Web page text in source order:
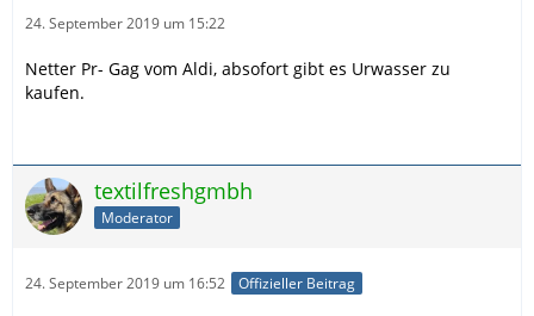
24. September 2019 um 15:22
Netter Pr- Gag vom Aldi, absofort gibt es Urwasser zu
kaufen.
textilfreshgmbh
Moderator
24. September 2019 um 16:52 Offizieller Beitrag